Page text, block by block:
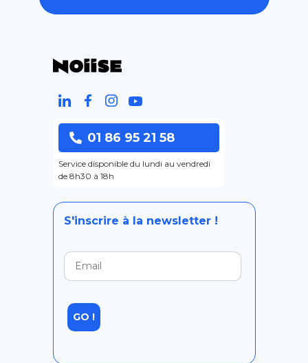
01 86 95 21 58
Service disponible du lundi au vendredi
de 8h30 à 18h
S'inscrire à la newsletter !